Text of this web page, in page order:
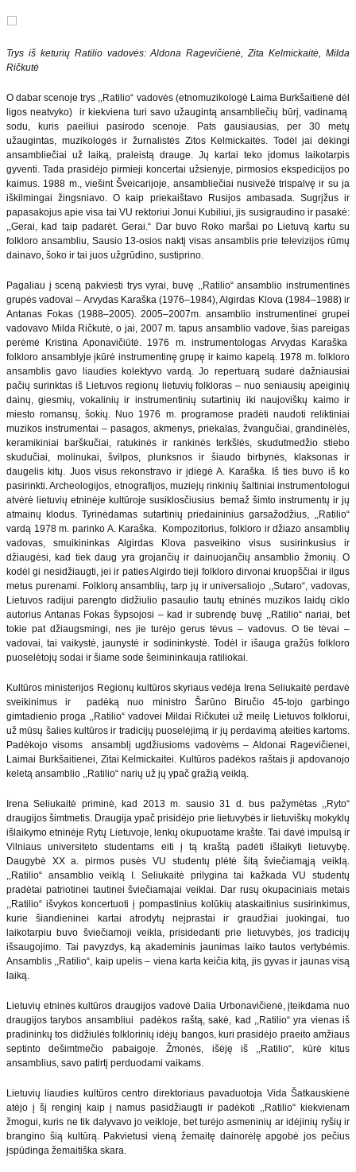
Trys iš keturių Ratilio vadovės: Aldona Ragevičienė, Zita Kelmickaitė, Milda
Ričkutė
O dabar scenoje trys ,,Ratilio“ vadovės (etnomuzikologė Laima Burkšaitienė dėl
ligos neatvyko) ir kiekviena turi savo užaugintą ansambliečių būrį, vadinamą
sodu, kuris paeiliui pasirodo scenoje. Pats gausiausias, per 30 metų
užaugintas, muzikologės ir žurnalistės Zitos Kelmickaitės. Todėl jai dėkingi
ansambliečiai už laiką, praleistą drauge. Jų kartai teko įdomus laikotarpis
gyventi. Tada prasidėjo pirmieji koncertai užsienyje, pirmosios ekspedicijos po
kaimus. 1988 m., viešint Šveicarijoje, ansambliečiai nusivežė trispalvę ir su ja
iškilmingai žingsniavo. O kaip priekaištavo Rusijos ambasada. Sugrįžus ir
papasakojus apie visa tai VU rektoriui Jonui Kubiliui, jis susigraudino ir pasakė:
,,Gerai, kad taip padarėt. Gerai.“ Dar buvo Roko maršai po Lietuvą kartu su
folkloro ansambliu, Sausio 13-osios naktį visas ansamblis prie televizijos rūmų
dainavo, šoko ir tai juos užgrūdino, sustiprino.
Pagaliau į sceną pakviesti trys vyrai, buvę ,,Ratilio“ ansamblio instrumentinės
grupės vadovai – Arvydas Karaška (1976–1984), Algirdas Klova (1984–1988) ir
Antanas Fokas (1988–2005). 2005–2007m. ansamblio instrumentinei grupei
vadovavo Milda Ričkutė, o jai, 2007 m. tapus ansamblio vadove, šias pareigas
perėmė Kristina Aponavičiūtė. 1976 m. instrumentologas Arvydas Karaška
folkloro ansamblyje įkūrė instrumentinę grupę ir kaimo kapelą. 1978 m. folkloro
ansamblis gavo liaudies kolektyvo vardą. Jo repertuarą sudarė dažniausiai
pačių surinktas iš Lietuvos regionų lietuvių folkloras – nuo seniausių apeiginių
dainų, giesmių, vokalinių ir instrumentinių sutartinių iki naujoviškų kaimo ir
miesto romansų, šokių. Nuo 1976 m. programose pradėti naudoti reliktiniai
muzikos instrumentai – pasagos, akmenys, priekalas, žvangučiai, grandinėlės,
keramikiniai barškučiai, ratukinės ir rankinės terkšlės, skudutmedžio stiebo
skudučiai, molinukai, švilpos, plunksnos ir šiaudo birbynės, klaksonas ir
daugelis kitų. Juos visus rekonstravo ir įdiegė A. Karaška. Iš ties buvo iš ko
pasirinkti. Archeologijos, etnografijos, muziejų rinkinių šaltiniai instrumentologui
atvėrė lietuvių etninėje kultūroje susiklosčiusius bemaž šimto instrumentų ir jų
atmainų klodus. Tyrinėdamas sutartinių priedaininius garsažodžius, ,,Ratilio“
vardą 1978 m. parinko A. Karaška. Kompozitorius, folkloro ir džiazo ansamblių
vadovas, smuikininkas Algirdas Klova pasveikino visus susirinkusius ir
džiaugėsi, kad tiek daug yra grojančių ir dainuojančių ansamblio žmonių. O
kodėl gi nesidžiaugti, jei ir paties Algirdo tieji folkloro dirvonai kruopščiai ir ilgus
metus purenami. Folklorų ansamblių, tarp jų ir universaliojo ,,Sutaro“, vadovas,
Lietuvos radijui parengto didžiulio pasaulio tautų etninės muzikos laidų ciklo
autorius Antanas Fokas šypsojosi – kad ir subrendę buvę ,,Ratilio“ nariai, bet
tokie pat džiaugsmingi, nes jie turėjo gerus tėvus – vadovus. O tie tėvai –
vadovai, tai vaikystė, jaunystė ir sodininkystė. Todėl ir išauga gražūs folkloro
puoselėtojų sodai ir šiame sode šeimininkauja ratiliokai.
Kultūros ministerijos Regionų kultūros skyriaus vedėja Irena Seliukaitė perdavė
sveikinimus ir padėką nuo ministro Šarūno Biručio 45-tojo garbingo
gimtadienio proga ,,Ratilio“ vadovei Mildai Ričkutei už meilę Lietuvos folklorui,
už mūsų šalies kultūros ir tradicijų puoselėjimą ir jų perdavimą ateities kartoms.
Padėkojo visoms ansamblį ugdžiusioms vadovėms – Aldonai Ragevičienei,
Laimai Burkšaitienei, Zitai Kelmickaitei. Kultūros padėkos raštais ji apdovanojo
keletą ansamblio ,,Ratilio“ narių už jų ypač gražią veiklą.
Irena Seliukaitė priminė, kad 2013 m. sausio 31 d. bus pažymėtas ,,Ryto“
draugijos šimtmetis. Draugija ypač prisidėjo prie lietuvybės ir lietuviškų mokyklų
išlaikymo etninėje Rytų Lietuvoje, lenkų okupuotame krašte. Tai davė impulsą ir
Vilniaus universiteto studentams eiti į tą kraštą padėti išlaikyti lietuvybę.
Daugybė XX a. pirmos pusės VU studentų plėtė šitą šviečiamąją veiklą.
,,Ratilio“ ansamblio veiklą I. Seliukaitė prilygina tai kažkada VU studentų
pradėtai patriotinei tautinei šviečiamajai veiklai. Dar rusų okupaciniais metais
,,Ratilio“ išvykos koncertuoti į pompastinius kolūkių ataskaitinius susirinkimus,
kurie šiandieninei kartai atrodytų neįprastai ir graudžiai juokingai, tuo
laikotarpiu buvo šviečiamoji veikla, prisidedanti prie lietuvybės, jos tradicijų
išsaugojimo. Tai pavyzdys, ką akademinis jaunimas laiko tautos vertybėmis.
Ansamblis ,,Ratilio“, kaip upelis – viena karta keičia kitą, jis gyvas ir jaunas visą
laiką.
Lietuvių etninės kultūros draugijos vadovė Dalia Urbonavičienė, įteikdama nuo
draugijos tarybos ansambliui padėkos raštą, sakė, kad ,,Ratilio“ yra vienas iš
pradininkų tos didžiulės folklorinių idėjų bangos, kuri prasidėjo praeito amžiaus
septinto dešimtmečio pabaigoje. Žmonės, išėję iš ,,Ratilio“, kūrė kitus
ansamblius, savo patirtį perduodami vaikams.
Lietuvių liaudies kultūros centro direktoriaus pavaduotoja Vida Šatkauskienė
atėjo į šį renginį kaip į namus pasidžiaugti ir padėkoti ,,Ratilio“ kiekvienam
žmogui, kuris ne tik dalyvavo jo veikloje, bet turėjo asmeninių ar idėjinių ryšių ir
brangino šią kultūrą. Pakvietusi vieną žemaitę dainorėlę apgobė jos pečius
įspūdinga žemaitiška skara.